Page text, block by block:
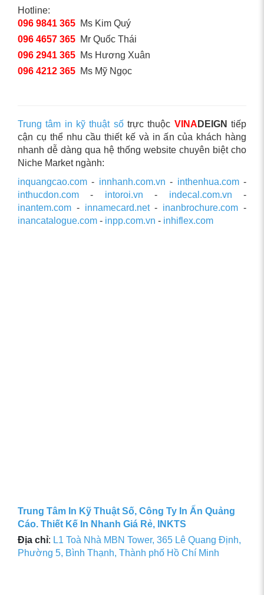
Hotline:
096 9841 365 Ms Kim Quý
096 4657 365 Mr Quốc Thái
096 2941 365 Ms Hương Xuân
096 4212 365 Ms Mỹ Ngọc
Trung tâm in kỹ thuật sốtrực thuộc VINA DEIGN tiếp
cận cụ thể nhu cầu thiết kế và in ấn của khách hàng
nhanh dễ dàng qua hệ thống website chuyên biệt cho
Niche Market ngành:
inquangcao.com - innhanh.com.vn - inthenhua.com-
inthucdon.com - intoroi.vn - indecal.com.vn -
inantem.com - innamecard.net- inanbrochure.com -
inancatalogue.com - inpp.com.vn - inhiflex.com
Trung Tâm In Kỹ Thuật Số, Công Ty In Ấn Quảng
Cáo. Thiết Kế In Nhanh Giá Rẻ, INKTS
Địa chỉ: L1 Toà Nhà MBN Tower, 365 Lê Quang Định,
Phường 5, Bình Thạnh, Thành phố Hồ Chí Minh